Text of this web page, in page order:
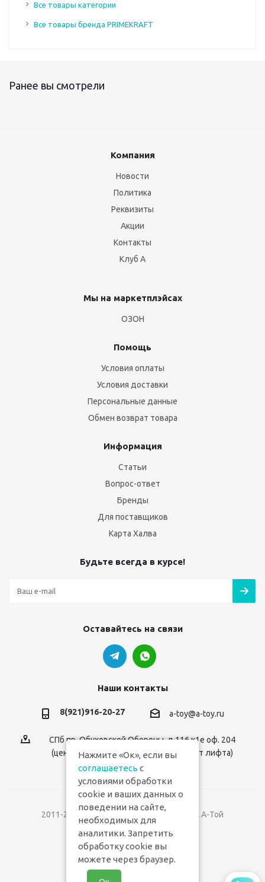
Все товары категории
Все товары бренда PRIMEKRAFT
Ранее вы смотрели
Компания
Новости
Политика
Реквизиты
Акции
Контакты
Клуб А
Мы на маркетплэйсах
ОЗОН
Помощь
Условия оплаты
Условия доставки
Персональные данные
Обмен возврат товара
Информация
Статьи
Вопрос-ответ
Бренды
Для поставщиков
Карта Халва
Будьте всегда в курсе!
Оставайтесь на связи
Наши контакты
8(921)916-20-27 a-toy@a-toy.ru
СПб пр. Обуховской Обороны, д.116 к1е оф. 204
(центральный вход 2-й этаж справа от лифта)
2011-2026 © Интернет-магазин игрушек А-Той
Версия для печати
Нажмите «Ок», если вы
соглашаетесь с
условиями обработки
cookie и ваших данных о
поведении на сайте,
необходимых для
аналитики. Запретить
обработку cookie вы
можете через браузер.